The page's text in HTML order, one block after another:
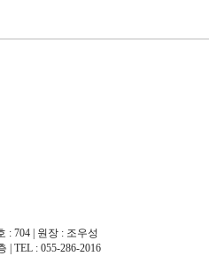
: 704 | 원장 : 조우성
| TEL : 055-286-2016